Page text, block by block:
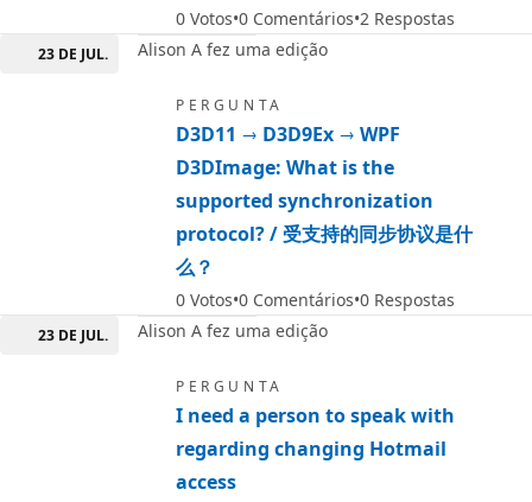
0 Votos 0 Comentários 2 Respostas
23 DE JUL. Alison A fez uma edição
PERGUNTA
D3D11 → D3D9Ex → WPF
D3DImage: What is the
supported synchronization
protocol? / 受支持的同步协议是什
么？
0 Votos 0 Comentários 0 Respostas
23 DE JUL. Alison A fez uma edição
PERGUNTA
I need a person to speak with
regarding changing Hotmail
access